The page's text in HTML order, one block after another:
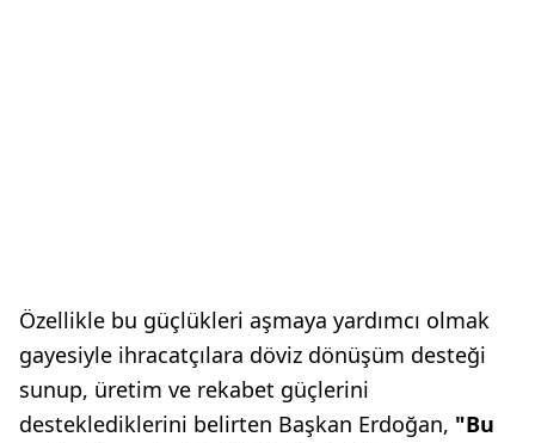
Özellikle bu güçlükleri aşmaya yardımcı olmak
gayesiyle ihracatçılara döviz dönüşüm desteği
sunup, üretim ve rekabet güçlerini
desteklediklerini belirten Başkan Erdoğan, "Bu